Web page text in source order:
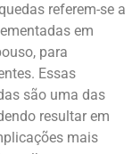
referem-se a
em
para
Essas
são uma das
resultar em
mais